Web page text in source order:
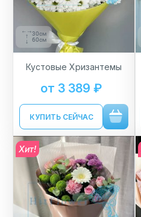
30см
60см
Кустовые Хризантемы
от 3 389 ₽
КУПИТЬ СЕЙЧАС
Хит!